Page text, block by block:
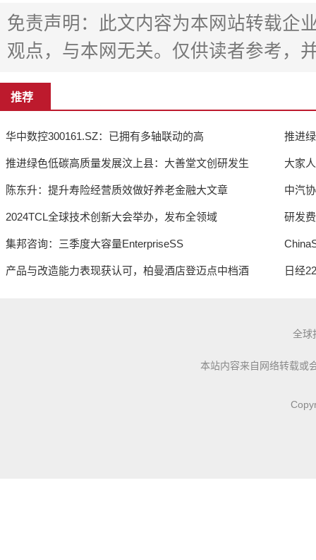
免责声明：此文内容为本网站转载企
观点，与本网无关。仅供读者参考，
推荐
华中数控300161.SZ：已拥有多轴联动的高 推进
推进绿色低碳高质量发展汶上县：大善堂文创研发生 大家
陈东升：提升寿险经营质效做好养老金融大文章 中汽
2024TCL全球技术创新大会举办，发布全领域 研发
集邦咨询：三季度大容量EnterpriseSS
产品与改造能力表现获认可，柏曼酒店登迈点中档酒 日经
全球
本站内容来自网络转载或